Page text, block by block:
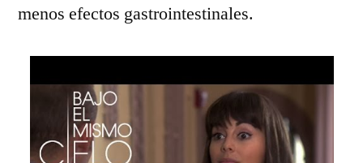
menos efectos gastrointestinales.